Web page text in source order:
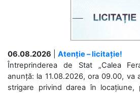
06.08.2026
Atenție – licitație!
Întreprinderea de Stat „Calea
anunță: la 11.08.2026, ora 09.00, va
strigare privind darea în